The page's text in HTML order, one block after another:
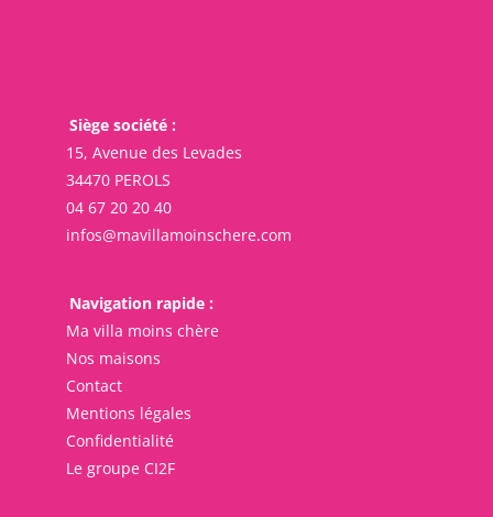
Siège société :
15, Avenue des Levades
34470 PEROLS
04 67 20 20 40
infos@mavillamoinschere.com
Navigation rapide :
Ma villa moins chère
Nos maisons
Contact
Mentions légales
Confidentialité
Le groupe CI2F